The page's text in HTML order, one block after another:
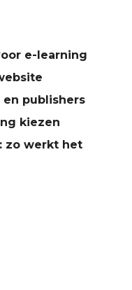
e-learning
publishers
kiezen
zo werkt het